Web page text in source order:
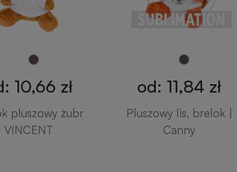
10,66 zł
pluszowy żubr
VINCENT
od: 11,84 zł
Pluszowy lis, brelok |
Canny